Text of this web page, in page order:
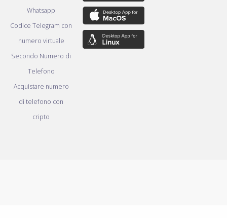
Whatsapp
Codice Telegram con
numero virtuale
Secondo Numero di
Telefono
Acquistare numero
di telefono con
cripto